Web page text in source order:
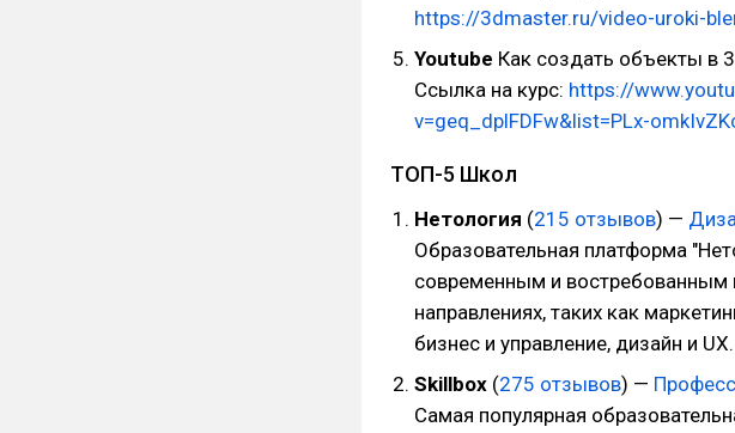
https://3dmaster.ru/video-uroki-
Youtube Как создать объекты в
Ссылка на курс: https://
v=geq_dplFDFw&list=PLx-
ТОП-5 Школ
Нетология (215 отзывов) —
Образовательная платформа
современным и востребованным
направлениях, таких как
бизнес и управление, дизайн и UX.
Skillbox (275 отзывов) —
Самая популярная